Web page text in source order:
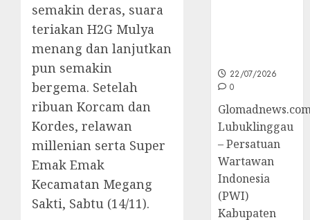
semakin deras, suara
teriakan H2G Mulya
menang dan lanjutkan
pun semakin
bergema. Setelah
ribuan Korcam dan
Kordes, relawan
millenian serta Super
Emak Emak
Kecamatan Megang
Sakti, Sabtu (14/11).
22/07/2026
0
Lubuklinggau
– Persatuan
Wartawan
Indonesia
(PWI)
Kabupaten